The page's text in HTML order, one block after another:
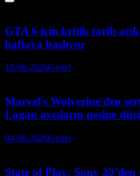
GTA 6 için kritik tarih
haftaya başlıyor
18.06.2026Genel
Marvel's Wolverine'den
Logan avcıların peşine
04.06.2026Genel
State of Play: Sony